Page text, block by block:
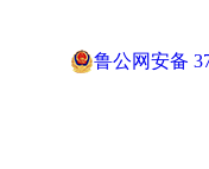
鲁公网安备